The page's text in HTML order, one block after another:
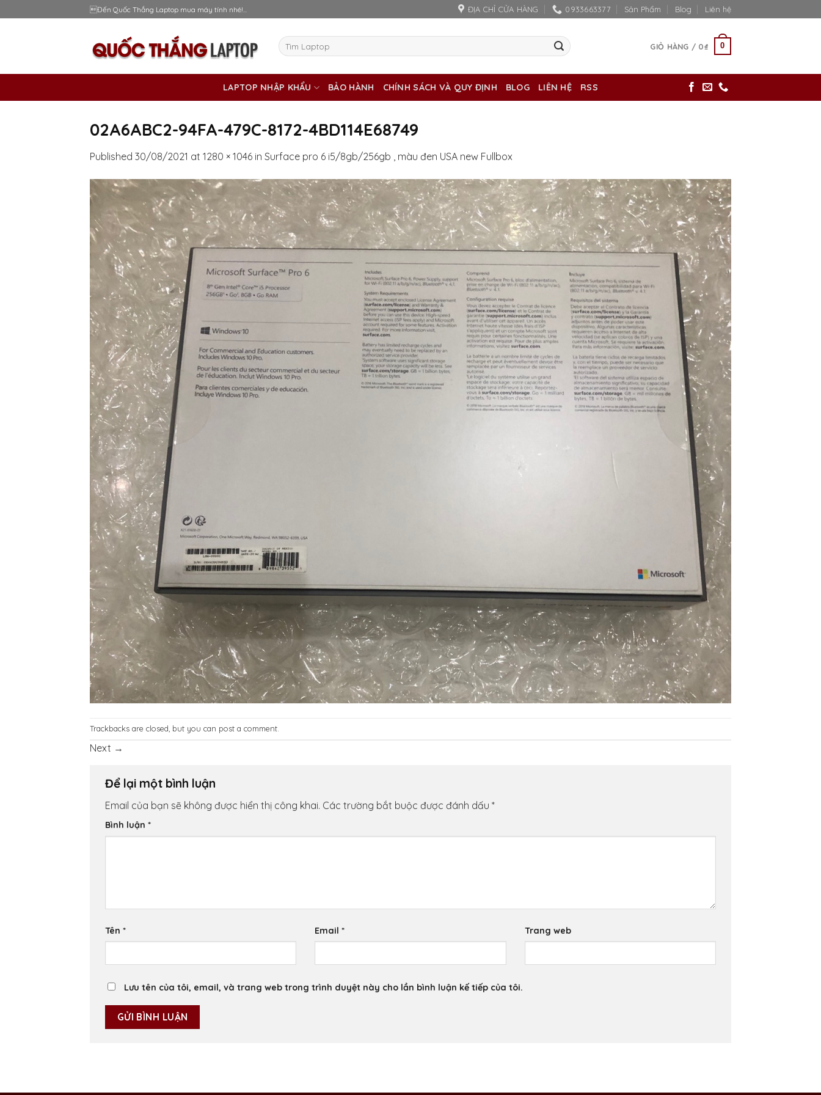
to
Đến Quốc Thắng Laptop mua máy tính nhé!... ĐỊA CHỈ CỬA HÀNG 0933663377 Sản Phẩm Blog Liên hệ
Tìm
kiếm:
GIỎ HÀNG / 0₫ 0
LAPTOP NHẬP KHẨU BẢO HÀNH CHÍNH SÁCH VÀ QUY ĐỊNH BLOG LIÊN HỆ RSS
02A6ABC2-94FA-479C-8172-4BD114E68749
Published 30/08/2021 at 1280 × 1046 in Surface pro 6 i5/8gb/256gb , màu đen USA new Fullbox
Trackbacks are closed, but you can post a comment
Next →
Để lại một bình luận
Email của bạn sẽ không được hiển thị công khai. Các trường bắt buộc được đánh dấu *
Bình luận *
Tên * Email* Trang web
Lưu tên của tôi, email, và trang web trong trình duyệt này cho lần bình luận kế tiếp của tôi.